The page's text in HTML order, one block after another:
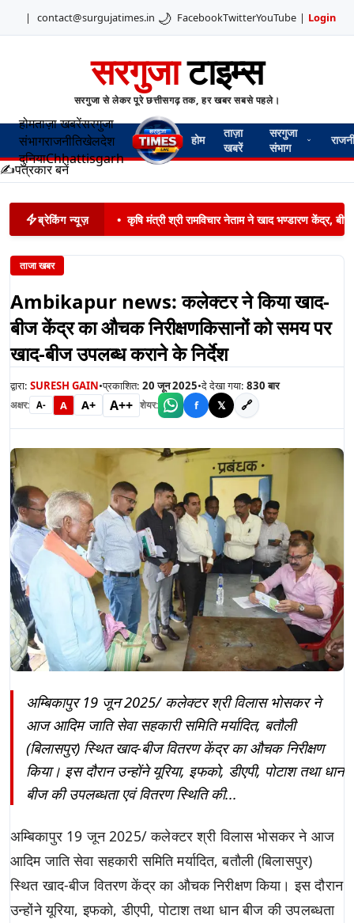
| contact@surgujatimes.in 🌙 FacebookTwitterYouTube | Login
सरगुजाटाइम्स
सरगुजा से लेकर पूरे छत्तीसगढ़ तक, हर खबर सबसे पहले।
होमताज़ा खबरेंसरगुजा
संभागराजनीतिखेलदेश
दुनियाChhattisgarh
होम
ताज़ा
खबरें
सरगुजा
संभाग
✍️पत्रकार बनें
ब्रेकिंग न्यूज़ • कृषि मंत्री श्री रामविचार नेताम ने खाद भण्डारण केंद्र,
ताजा खबर
Ambikapur news: कलेक्टर ने किया खाद-
बीज केंद्र का औचक निरीक्षणकिसानों को समय पर
खाद-बीज उपलब्ध कराने के निर्देश
द्वारा: SURESH GAIN•प्रकाशित: 20 जून 2025•दे देखा गया: 830बार
अक्षर: A- A A+ A++ शेयर: f 𝕏 🔗
अम्बिकापुर 19 जून 2025/ कलेक्टर श्री विलास भोसकर ने
आज आदिम जाति सेवा सहकारी समिति मर्यादित, बतौली
(बिलासपुर) स्थित खाद-बीज वितरण केंद्र का औचक निरीक्षण
किया। इस दौरान उन्होंने यूरिया, इफको, डीएपी, पोटाश तथा धान
बीज की उपलब्धता एवं वितरण स्थिति की...
अम्बिकापुर 19 जून 2025/ कलेक्टर श्री विलास भोसकर ने आज
आदिम जाति सेवा सहकारी समिति मर्यादित, बतौली (बिलासपुर)
स्थित खाद-बीज वितरण केंद्र का औचक निरीक्षण किया। इस दौरान
उन्होंने यूरिया, इफको, डीएपी, पोटाश तथा धान बीज की उपलब्धता